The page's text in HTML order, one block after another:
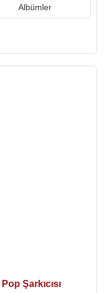
Albümler
Pop Şarkıcısı